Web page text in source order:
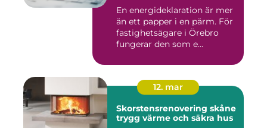
En energideklaration är mer
än ett papper i en pärm. För
fastighetsägare i Örebro
fungerar den som e...
12. mar
Skorstensrenovering skåne
trygg värme och säkra hus